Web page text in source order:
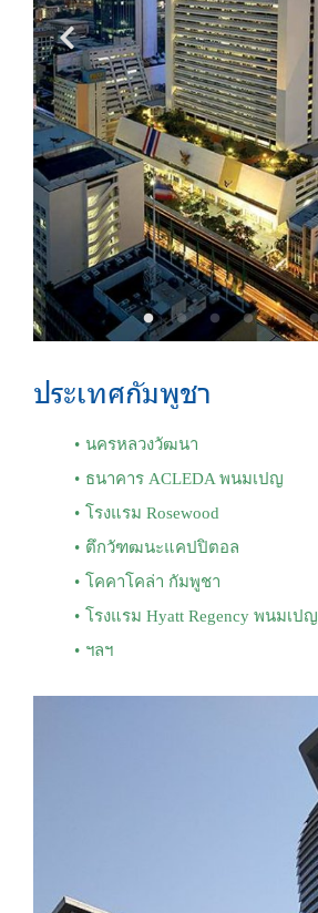
ประเทศกัมพูชา
นครหลวงวัฒนา
ธนาคาร ACLEDA พนมเปญ
โรงแรม Rosewood
ตึกวัฑฒนะแคปปิตอล
โคคาโคล่า กัมพูชา
โรงแรม Hyatt Regency พนมเปญ
ฯลฯ